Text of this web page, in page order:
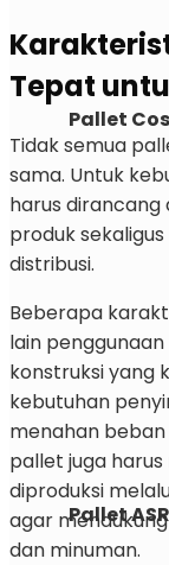
Pallet
Pallet
Tepat
Tidak semua
sama. Untuk
harus
produk
distribusi.
Beberapa
lain
konstruksi yang
kebutuhan
menahan beban
pallet juga
diproduksi
agar
dan minuman.